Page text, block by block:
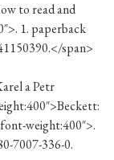
to read and
1. paperback
span>
a Petr
weight:400″>.
7007-336-0.